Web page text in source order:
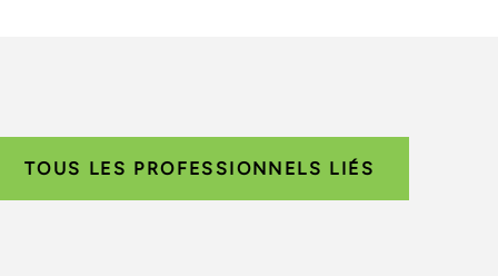
TOUS LES PROFESSIONNELS LIÉS